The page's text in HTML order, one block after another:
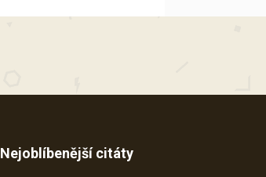
Nejoblíbenější citáty